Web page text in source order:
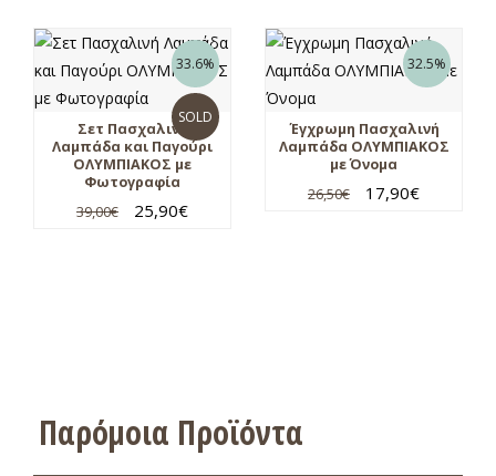
33.6%
SOLD
Σετ Πασχαλινή
Λαμπάδα και Παγούρι
ΟΛΥΜΠΙΑΚΟΣ με
Φωτογραφία
39,00€ 25,90€
32.5%
Έγχρωμη Πασχαλινή
Λαμπάδα ΟΛΥΜΠΙΑΚΟΣ
με Όνομα
26,50€ 17,90€
Παρόμοια Προϊόντα